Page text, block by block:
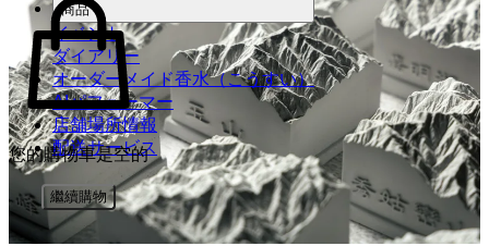
商品
イベント
ダイアリー​
オーダーメイド香水（こうすい）
AIパフューマー
店舗場所情報​
配送サービス
您的購物車是空的
繼續購物